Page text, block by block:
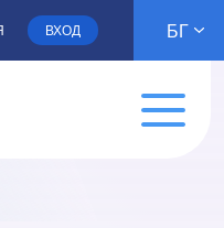
ВХОД БГ